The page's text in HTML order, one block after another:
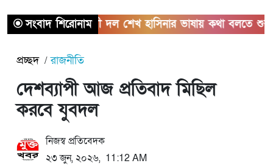
সংবাদ শিরোনাম
বিরোধী দল শেখ হাসিনার ভাষায় কথা বলতে শুরু
প্রচ্ছদ রাজনীতি
দেশব্যাপী আজ প্রতিবাদ মিছিল
করবে যুবদল
নিজস্ব প্রতিবেদক
২৩ জুন, ২০২৬, 11:12 AM